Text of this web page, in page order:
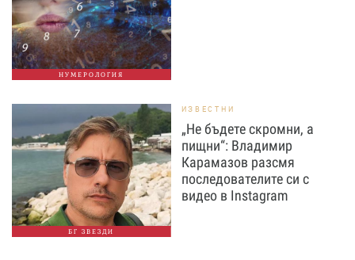
НУМЕРОЛОГИЯ
БГ ЗВЕЗДИ
ИЗВЕСТНИ
„Не бъдете скромни, а
пищни“: Владимир
Карамазов разсмя
последователите си с
видео в Instagram